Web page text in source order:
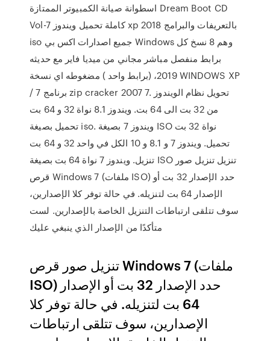
اسطوانة صيانة الكمبيوتر الممتازة Dream Boot CD
Vol-7 كاملة تحميل ويندوز xp 2018 بالتعريفات والبرامج
iso جميع اصدارات اكس بي Windows وهم 8 نسخ كل
برابط منفصل مباشر مجاني من ميديا فاير مع حديثه
2019، (برابط واحد ) مضغوطه اي نسخة WINDOWS XP
/ 7 برنامج zip cracker 2007 7. تحويل نظام الويندوز
من 32 بت الى 64 بت. ويندوز 8.1 نواة 32 و 64 بت
تحميل بصيغة iso. ويندوز 7 بصيغة ISO نواة 32 بت
تحميل. ويندوز 7 و 8.1 و 10 الكل في واحد 32 و 64 بت
تنزيل. ويندوز 7 نواة 64 بت بصيغة ISO تنزيل تنزيل صور
قرص Windows 7 (ملفات ISO) حدد الإصدار 32 بت أو
الإصدار 64 بت لتنزيله. في حالة توفر كلا الإصدارين،
سوف تتلقى ارتباطات التنزيل الخاصة بالإصدارين. لست
متأكدًا من الإصدار الذي ينبغي عليك
تنزيل صور قرص Windows 7 (ملفات
ISO) حدد الإصدار 32 بت أو الإصدار
64 بت لتنزيله. في حالة توفر كلا
الإصدارين، سوف تتلقى ارتباطات